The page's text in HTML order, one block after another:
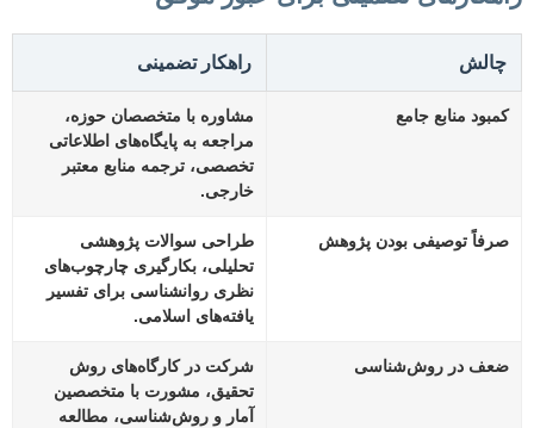
چالش راهکار تضمینی
کمبود منابع جامع
مشاوره با متخصصان حوزه،
مراجعه به پایگاه‌های اطلاعاتی
تخصصی، ترجمه منابع معتبر
خارجی.
صرفاً توصیفی بودن پژوهش
طراحی سوالات پژوهشی
تحلیلی، بکارگیری چارچوب‌های
نظری روانشناسی برای تفسیر
یافته‌های اسلامی.
ضعف در روش‌شناسی
شرکت در کارگاه‌های روش
تحقیق، مشورت با متخصصین
آمار و روش‌شناسی، مطالعه